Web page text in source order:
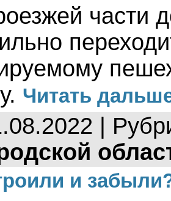
части
Читать
|
и